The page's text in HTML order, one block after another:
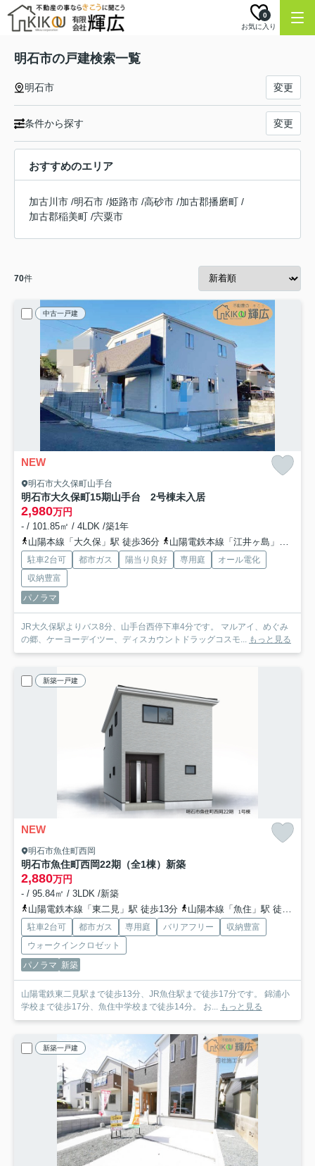
お気に入り
0
明石市の戸建検索一覧
明石市 変更
条件から探す 変更
おすすめのエリア
加古川市 /明石市 /姫路市 /高砂市 /加古郡播磨町 /
加古郡稲美町 /宍粟市
70件
中古一戸建
NEW
明石市大久保町山手台
明石市大久保町15期山手台 2号棟未入居
2,980万円
- / 101.85㎡ / 4LDK /築1年
山陽本線「大久保」駅 徒歩36分
山陽電鉄本線「江井ヶ島」駅 徒歩55分
駐車2台可 都市ガス 陽当り良好 専用庭
オール電化
収納豊富
パノラマ
JR大久保駅よりバス8分、山手台西停下車4分です。 マルアイ、めぐみ
の郷、ケーヨーデイツー、ディスカウントドラッグコスモ... もっと見る
新築一戸建
NEW
明石市魚住町西岡
明石市魚住町西岡22期（全1棟）新築
2,880万円
- / 95.84㎡ / 3LDK /新築
山陽電鉄本線「東二見」駅 徒歩13分
山陽本線「魚住」駅 徒歩17分
駐車2台可 都市ガス 専用庭 バリアフリー
収納豊富
ウォークインクロゼット
パノラマ 新築
山陽電鉄東二見駅まで徒歩13分、JR魚住駅まで徒歩17分です。 錦浦小
学校まで徒歩17分、魚住中学校まで徒歩14分。 お... もっと見る
新築一戸建